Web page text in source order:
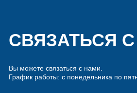
СВЯЗАТЬСЯ
Вы можете связаться с нами.
График работы: с понедельника по